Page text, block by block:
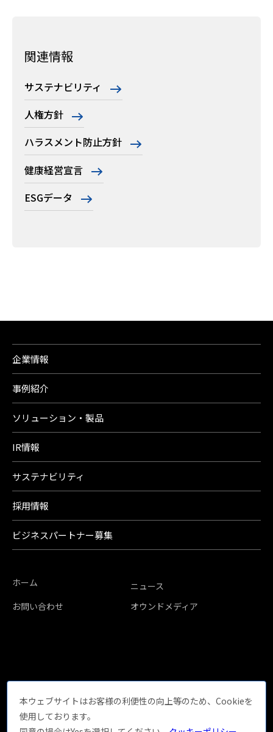
関連情報
サステナビリティ
人権方針
ハラスメント防止方針
健康経営宣言
ESGデータ
企業情報
事例紹介
ソリューション・製品
IR情報
サステナビリティ
採用情報
ビジネスパートナー募集
ホーム
ニュース
お問い合わせ
オウンドメディア
本ウェブサイトはお客様の利便性の向上等のため、Cookieを
使用しております。